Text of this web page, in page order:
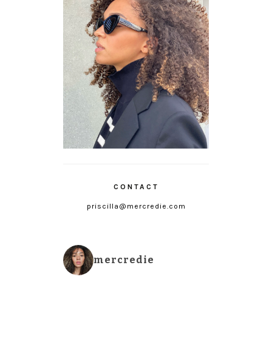
CONTACT
priscilla@mercredie.com
mercredie